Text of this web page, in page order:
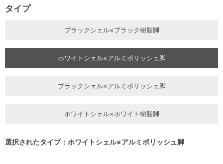
タイプ
ブラックシェル×ブラック樹脂脚
ホワイトシェル×アルミポリッシュ脚
ブラックシェル×アルミポリッシュ脚
ホワイトシェル×ホワイト樹脂脚
選択されたタイプ：ホワイトシェル×アルミポリッシュ脚